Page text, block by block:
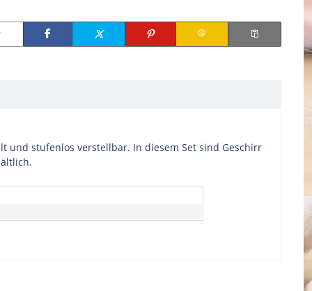
und stufenlos verstellbar. In diesem Set sind Geschirr